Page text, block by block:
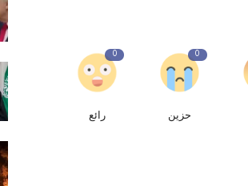
0
حزين
0
رائع